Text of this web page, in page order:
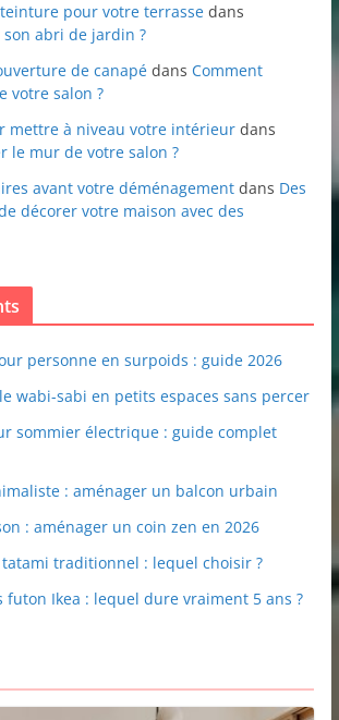
pour votre terrassedans
abri de jardin ?
de canapédans Comment
votre salon ?
mettre à niveau votre intérieurdans
le mur de votre salon ?
avant votre déménagementdans Des
décorer votre maison avec des
personne en surpoids : guide 2026
wabi-sabi en petits espaces sans percer
sommier électrique : guide complet
: aménager un balcon urbain
: aménager un coin zen en 2026
traditionnel : lequel choisir ?
futon Ikea : lequel dure vraiment 5 ans ?